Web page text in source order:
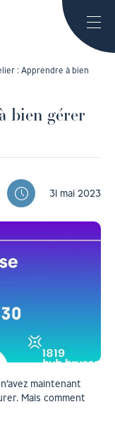
: Apprendre à bien
bien gérer
31 mai 2023
maintenant
Mais comment